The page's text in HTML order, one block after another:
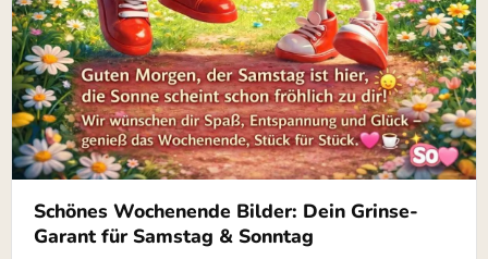
Schönes Wochenende Bilder: Dein Grinse-
Garant für Samstag & Sonntag